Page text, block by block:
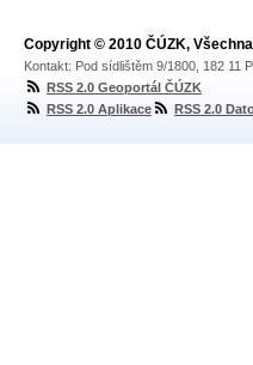
Copyright © 2010 ČÚZK,
Kontakt: Pod sídlištěm 9/1800, 182 11
RSS 2.0 Geoportál ČÚZK
RSS 2.0 Aplikace
RSS 2.0